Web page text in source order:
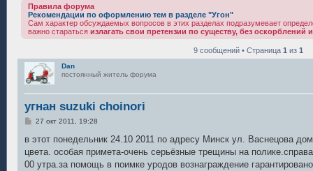
Правила форума
Рекомендации по оформлению тем в разделе "Угон"
Сам характер обсуждаемых вопросов в этих разделах подразумевает
важно стараться излагать свои претензии по существу, без оскорблений
9 сообщений • Страница 1 из 1
Dan
постоянный житель форума
угнан suzuki choinori
С
о
щ
е
27 окт 2011, 19:28
в этот понедельник 24.10 2011 по адресу Минск ул. Васнецова
цвета. особая примета-очень серьёзные трещины на
00 утра.за помощь в поимке уродов вознаграждение